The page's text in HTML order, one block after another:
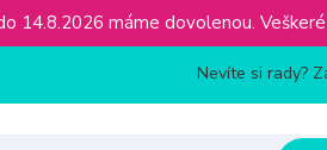
14.8.2026 máme dovolenou.
Nevíte si rady?